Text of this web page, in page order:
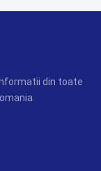
din toate